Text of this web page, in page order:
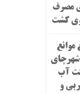
مصرف
کشت
موانع
شهرچای
آب
و